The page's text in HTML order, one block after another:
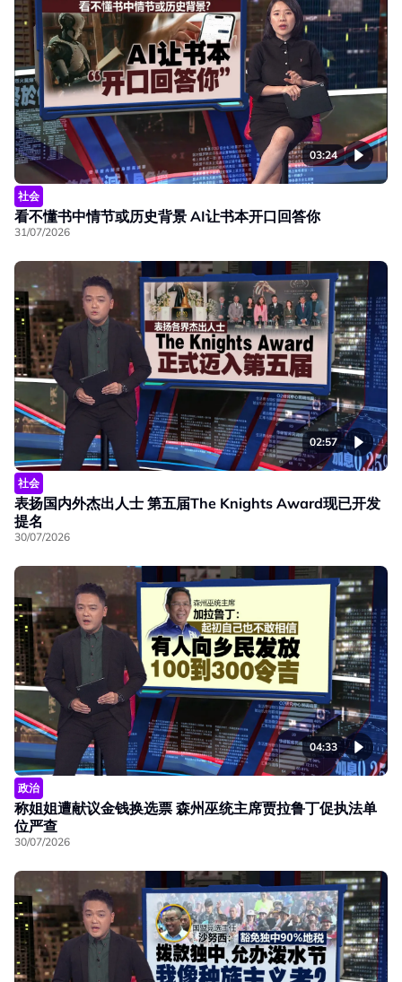
03:24
社会
看不懂书中情节或历史背景 AI让书本开口回答你
31/07/2026
02:57
社会
表扬国内外杰出人士 第五届The Knights Award现已开发
提名
30/07/2026
04:33
政治
称姐姐遭献议金钱换选票 森州巫统主席贾拉鲁丁促执法单
位严查
30/07/2026